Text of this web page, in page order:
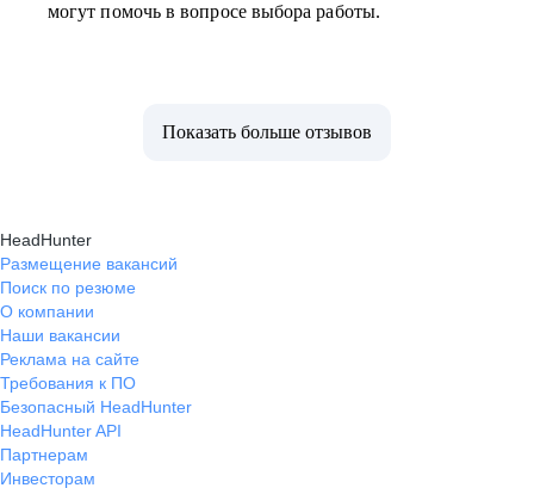
могут помочь в вопросе выбора работы.
Показать больше отзывов
HeadHunter
Размещение вакансий
Поиск по резюме
О компании
Наши вакансии
Реклама на сайте
Требования к ПО
Безопасный HeadHunter
HeadHunter API
Партнерам
Инвесторам